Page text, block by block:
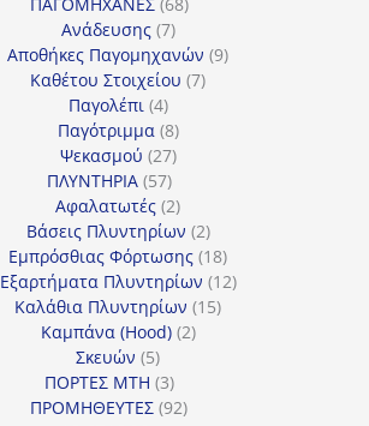
Ανάδευσης 77
προϊόντα
Αποθήκες Παγομηχανών 99
Καθέτου Στοιχείου 77
Παγολέπι 44
προϊόντα
Παγότριμμα 88
προϊόντα
Ψεκασμού 2727
προϊόντα
ΠΛΥΝΤΗΡΙΑ 5757
προϊόντα
Αφαλατωτές 22
προϊόντα
Βάσεις Πλυντηρίων 22
προϊόντα
Εμπρόσθιας Φόρτωσης 1818
προϊόντα
Εξαρτήματα Πλυντηρίων 1212
Καλάθια Πλυντηρίων 1515
Καμπάνα (Hood) 22
Σκευών 55
προϊόντα
ΠΟΡΤΕΣ MTH 33
προϊόντα
ΠΡΟΜΗΘΕΥΤΕΣ 9292